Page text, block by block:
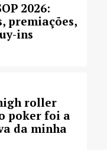
2026:
premiações,
ins
roller
poker foi a
da minha